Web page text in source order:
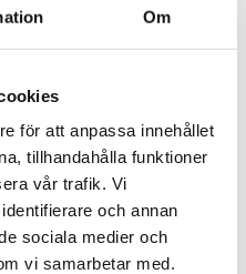
Om
för att anpassa innehållet
tillhandahålla funktioner
vår trafik. Vi
och annan
sociala medier och
vi samarbetar med.